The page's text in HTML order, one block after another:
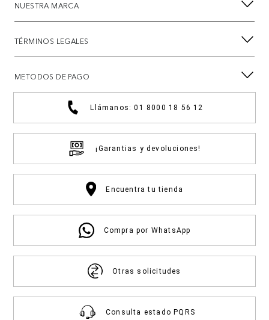
NUESTRA MARCA
TÉRMINOS LEGALES
METODOS DE PAGO
Llámanos: 01 8000 18 56 12
¡Garantias y devoluciones!
Encuentra tu tienda
Compra por WhatsApp
Otras solicitudes
Consulta estado PQRS